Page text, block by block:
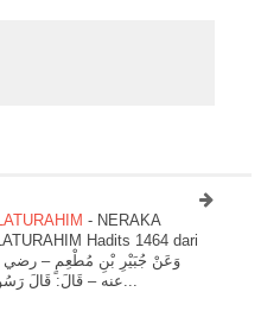
- NERAKA
Hadits 1464 dari
عنه – قَالَ: قَالَ رَسُولُ اَللَّهِ – صلى الله عل...